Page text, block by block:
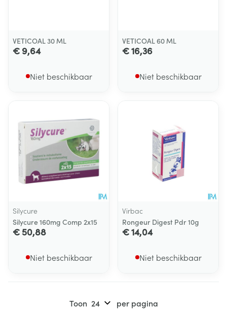
VETICOAL 30 ML
€ 9,64
Niet beschikbaar
VETICOAL 60 ML
€ 16,36
Niet beschikbaar
Silycure
Silycure 160mg Comp 2x15
€ 50,88
Niet beschikbaar
Virbac
Rongeur Digest Pdr 10g
€ 14,04
Niet beschikbaar
Toon per pagina